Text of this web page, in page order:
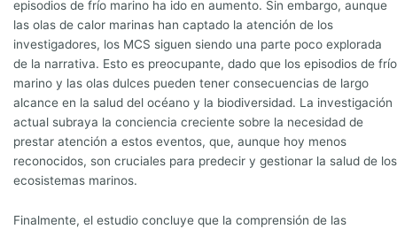
episodios de frío marino ha ido en aumento. Sin embargo, aunque
las olas de calor marinas han captado la atención de los
investigadores, los MCS siguen siendo una parte poco explorada
de la narrativa. Esto es preocupante, dado que los episodios de frío
marino y las olas dulces pueden tener consecuencias de largo
alcance en la salud del océano y la biodiversidad. La investigación
actual subraya la conciencia creciente sobre la necesidad de
prestar atención a estos eventos, que, aunque hoy menos
reconocidos, son cruciales para predecir y gestionar la salud de los
ecosistemas marinos.
Finalmente, el estudio concluye que la comprensión de las